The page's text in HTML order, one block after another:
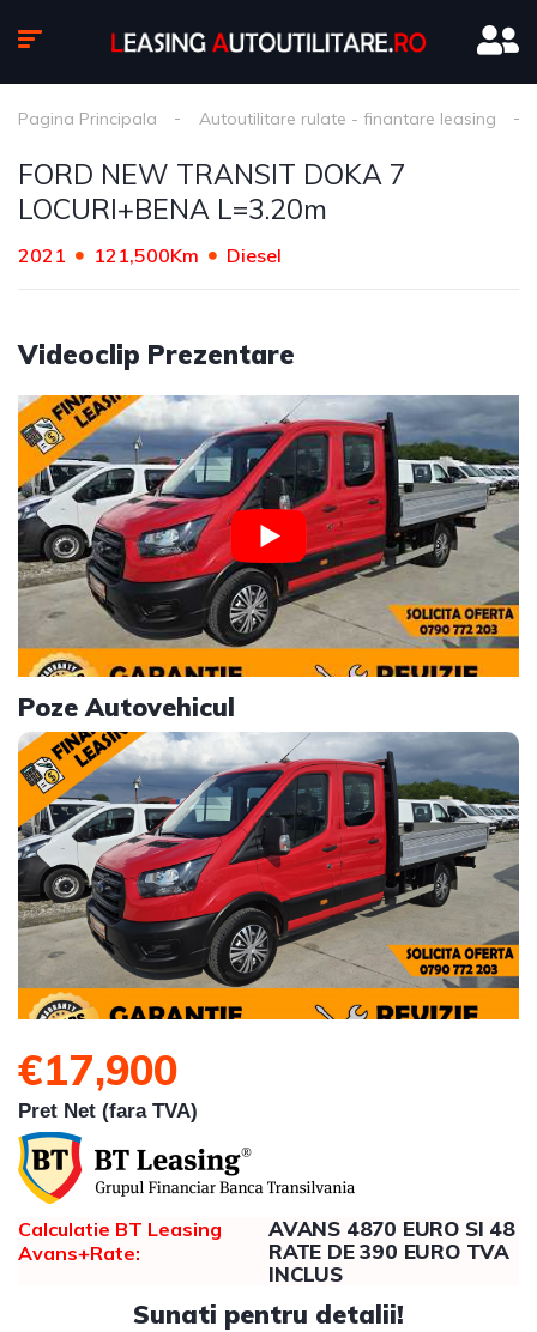
Pagina Principala Autoutilitare rulate - finantare leasing
FORD NEW TRANSIT DOKA 7
LOCURI+BENA L=3.20m
2021 121,500Km Diesel
Videoclip Prezentare
Poze Autovehicul
€17,900
Pret Net (fara TVA)
Calculatie BT Leasing
Avans+Rate:
AVANS 4870 EURO SI 48
RATE DE 390 EURO TVA
INCLUS
Sunati pentru detalii!